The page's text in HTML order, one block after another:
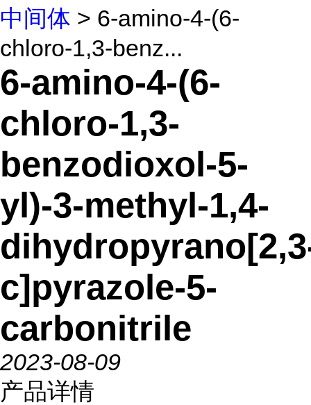
中间体 > 6-amino-4-(6-
chloro-1,3-benz...
6-amino-4-(6-
chloro-1,3-
benzodioxol-5-
yl)-3-methyl-1,4-
c]pyrazole-5-
carbonitrile
2023-08-09
产品详情